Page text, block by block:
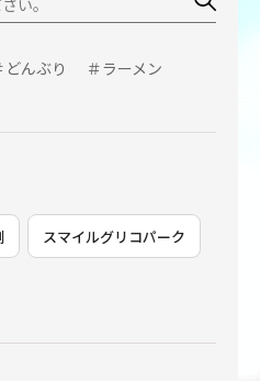
どんぶり
＃ラーメン
スマイルグリコパーク